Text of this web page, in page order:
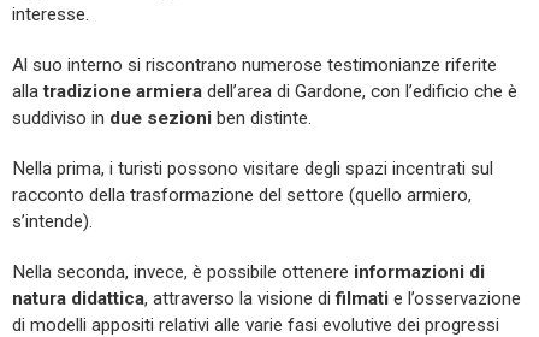
interesse.
Al suo interno si riscontrano numerose testimonianze riferite
allatradizione armiera dell’area di Gardone, con l’edificio che è
suddiviso in due sezioni ben distinte.
Nella prima, i turisti possono visitare degli spazi incentrati sul
racconto della trasformazione del settore (quello armiero,
s’intende).
Nella seconda, invece, è possibile ottenere informazioni di
natura didattica, attraverso la visione difilmati e l’osservazione
di modelli appositi relativi alle varie fasi evolutive dei progressi